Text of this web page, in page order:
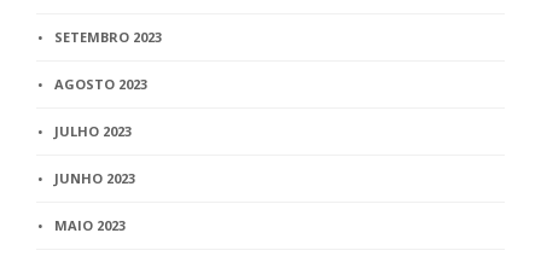
SETEMBRO 2023
AGOSTO 2023
JULHO 2023
JUNHO 2023
MAIO 2023